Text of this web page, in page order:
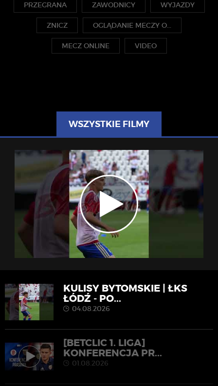
PRZEGRANA ZAWODNICY WYJAZDY
ZNICZ OGLĄDANIE MECZY O...
MECZ ONLINE VIDEO
WSZYSTKIE FILMY
KULISY BYTOMSKIE | ŁKS
ŁÓDŹ - PO...
04.08.2026
[BETCLIC 1. LIGA]
KONFERENCJA PR...
01.08.2026